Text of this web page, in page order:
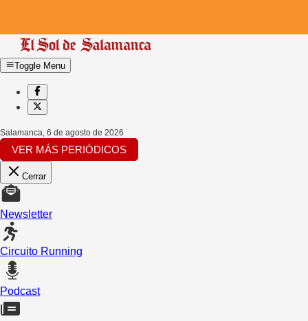
Toggle Menu
Salamanca, 6 de agosto de 2026
VER MÁS PERIÓDICOS
Cerrar
Newsletter
Circuito Running
Podcast